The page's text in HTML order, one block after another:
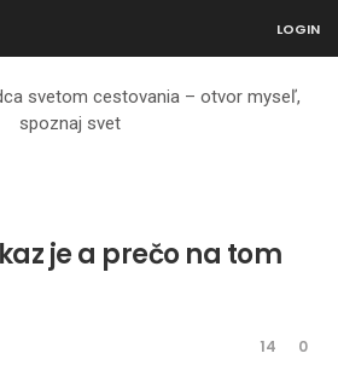
LOGIN
je a prečo na tom
14 0